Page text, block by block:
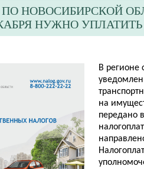
НОВОСИБИРСКОЙ
НУЖНО
В регионе
на
передано